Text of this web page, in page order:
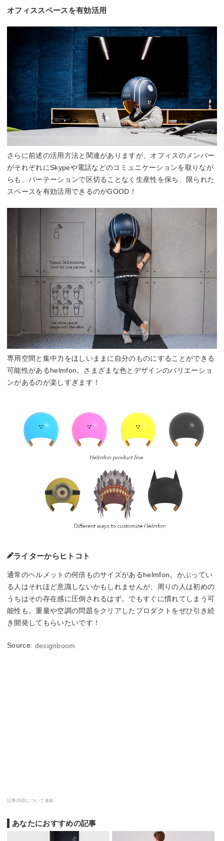
オフィススペースを有効活用
さらに前述の活用方法と関連がありますが、オフィスのメンバー
がそれぞれにSkypeや電話などのコミュニケーションを取りなが
らも、パーテーションで区切ることなく生産性を保ち、限られた
スペースを有効活用できるのがGOOD！
専用空間と集中力をほしいままに自分のものにすることができる
可能性があるhelmfon。さまざまな色とデザインのバリエーショ
ンがあるのが楽しすぎます！
ライターからヒトコト
通常のヘルメットの何倍ものサイズがあるhelmfon。かぶってい
る人はそれほど意識しないかもしれませんが、周りの人は初めの
うちはその存在感に圧倒されるはず。でもすぐに慣れてしまう可
能性も。重量や空調の問題をクリアしたプロダクトをぜひ引き続
き開発してもらいたいです！
Source: designboom
記事内容について連絡
あなたにおすすめの記事